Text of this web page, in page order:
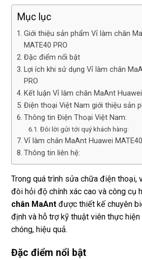
Mục lục
Giới thiệu sản phẩm Vỉ làm chân
MATE40 PRO
Đặc điểm nổi bật
Lợi ích khi sử dụng Vỉ làm chân
PRO
Kết luận Vỉ làm chân MaAnt
Điện thoại Việt Nam giới thiệu sản
Thông tin Điện Thoại Việt Nam:
Đôi lời gửi tới quý khách hàng:
Vỉ làm chân MaAnt Huawei
Thông tin liên hệ:
Trong quá trình sửa chữa điện thoại,
đòi hỏi độ chính xác cao và công cụ
chân MaAnt được thiết kế chuyên
định và hỗ trợ kỹ thuật viên thực hiện
chóng, hiệu quả.
Đặc điểm nổi bật